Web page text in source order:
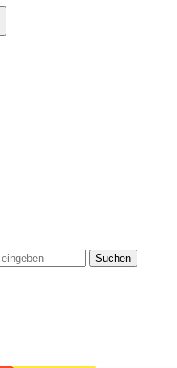
Suchen